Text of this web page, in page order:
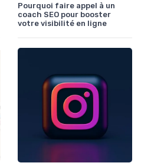
Pourquoi faire appel à un
coach SEO pour booster
votre visibilité en ligne